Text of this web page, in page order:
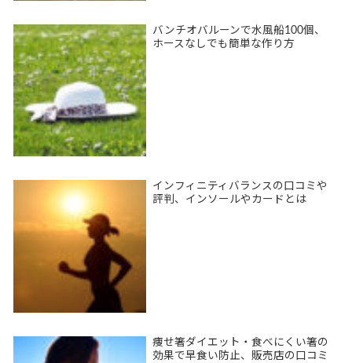
バンチオバルーンで水風船100個、
ホースなしでも簡単な作り方
インフィニティバランスの口コミや
評判、インソールやカードとは
痩せ箸ダイエット・食べにくい箸の
効果で早食い防止、販売店の口コミ